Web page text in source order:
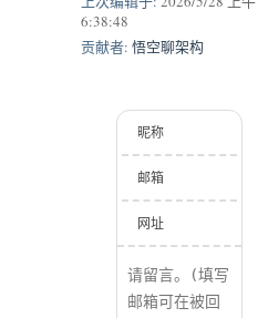
6:38:48
贡献者: 悟空聊架构
昵称
邮箱
网址